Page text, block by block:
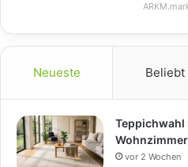
Neueste Beliebt
Teppichwahl
vor 2 Wochen